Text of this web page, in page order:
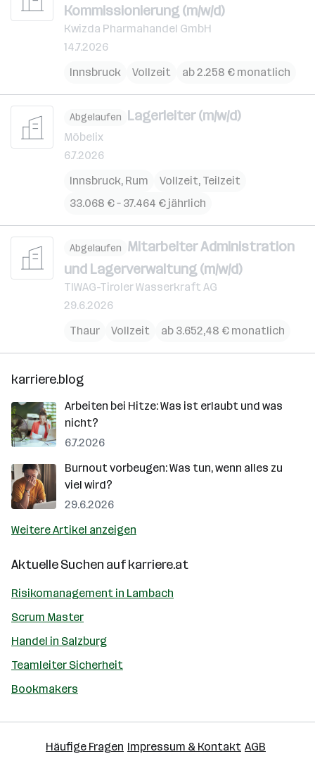
Kommissionierung (m/w/d)
Kwizda Pharmahandel GmbH
14.7.2026
Innsbruck
Vollzeit ab 2.258 € monatlich
Abgelaufen Lagerleiter (m/w/d)
Möbelix
6.7.2026
Innsbruck, Rum
Vollzeit, Teilzeit
33.068 € – 37.464 € jährlich
Abgelaufen Mitarbeiter Administration
und Lagerverwaltung (m/w/d)
TIWAG-Tiroler Wasserkraft AG
29.6.2026
Thaur
Vollzeit ab 3.652,48 € monatlich
karriere.blog
Arbeiten bei Hitze: Was ist erlaubt und was
nicht?
6.7.2026
Burnout vorbeugen: Was tun, wenn alles zu
viel wird?
29.6.2026
Weitere Artikel anzeigen
Aktuelle Suchen aufkarriere.at
Risikomanagement in Lambach
Scrum Master
Handel in Salzburg
Teamleiter Sicherheit
Bookmakers
Häufige Fragen Impressum & Kontakt AGB